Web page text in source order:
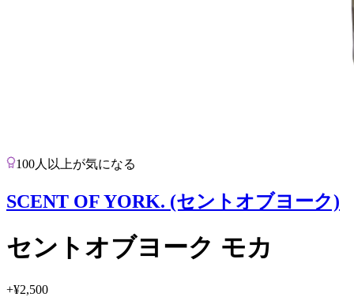
100人以上が気になる
SCENT OF YORK. (セントオブヨーク)
セントオブヨーク モカ
+¥2,500